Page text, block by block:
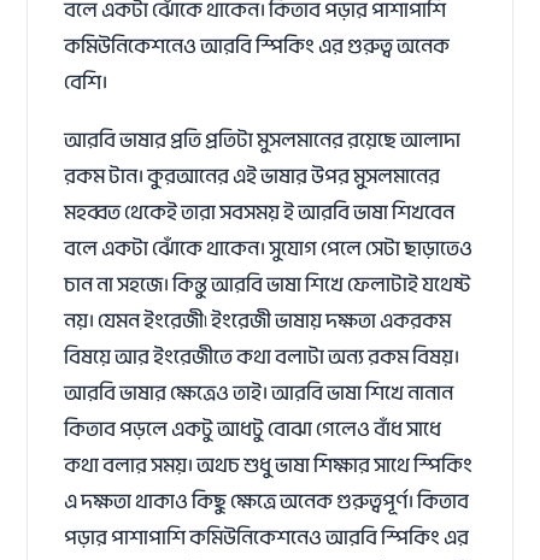
বলে একটা ঝোঁকে থাকেন। কিতাব পড়ার পাশাপাশি
কমিউনিকেশনেও আরবি স্পিকিং এর গুরুত্ব অনেক
বেশি।
আরবি ভাষার প্রতি প্রতিটা মুসলমানের রয়েছে আলাদা
রকম টান। কুরআনের এই ভাষার উপর মুসলমানের
মহব্বত থেকেই তারা সবসময় ই আরবি ভাষা শিখবেন
বলে একটা ঝোঁকে থাকেন। সুযোগ পেলে সেটা ছাড়াতেও
চান না সহজে। কিন্তু আরবি ভাষা শিখে ফেলাটাই যথেষ্ট
নয়। যেমন ইংরেজী৷ ইংরেজী ভাষায় দক্ষতা একরকম
বিষয়ে আর ইংরেজীতে কথা বলাটা অন্য রকম বিষয়।
আরবি ভাষার ক্ষেত্রেও তাই। আরবি ভাষা শিখে নানান
কিতাব পড়লে একটু আধটু বোঝা গেলেও বাঁধ সাধে
কথা বলার সময়। অথচ শুধু ভাষা শিক্ষার সাথে স্পিকিং
এ দক্ষতা থাকাও কিছু ক্ষেত্রে অনেক গুরুত্বপূর্ণ। কিতাব
পড়ার পাশাপাশি কমিউনিকেশনেও আরবি স্পিকিং এর